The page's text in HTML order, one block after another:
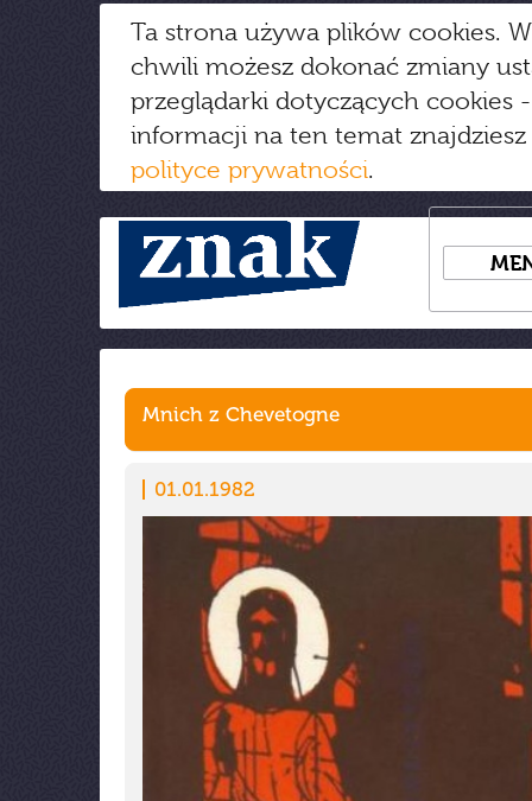
Ta strona używa plików cookies.
chwili możesz dokonać zmiany
przeglądarki dotyczących cookies
informacji na ten temat
polityce prywatności.
Mnich z Chevetogne
01.01.1982